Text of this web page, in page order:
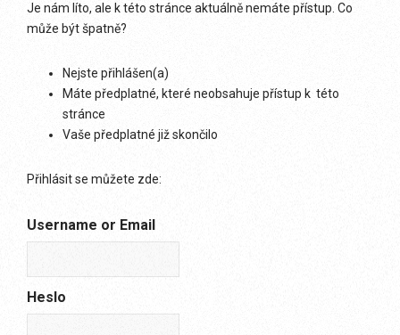
Je nám líto, ale k této stránce aktuálně nemáte přístup. Co
může být špatně?
Nejste přihlášen(a)
Máte předplatné, které neobsahuje přístup k této
stránce
Vaše předplatné již skončilo
Přihlásit se můžete zde:
Username or Email
Heslo